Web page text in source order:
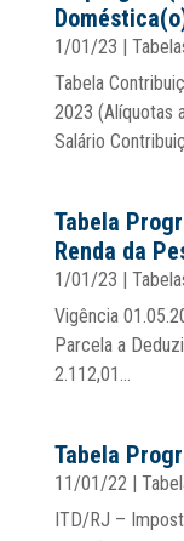
1/01/23 |
Tabela
2023 (Alíquotas
Salário
Tabela
Renda da
1/01/23 |
Vigência
Parcela a
2.112,01...
Tabela
11/01/22 |
ITD/RJ –